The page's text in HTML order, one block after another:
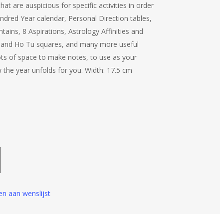
are auspicious for specific activities in order
Year calendar, Personal Direction tables,
8 Aspirations, Astrology Affinities and
Ho Tu squares, and many more useful
of space to make notes, to use as your
year unfolds for you. Width: 17.5 cm
aan wenslijst